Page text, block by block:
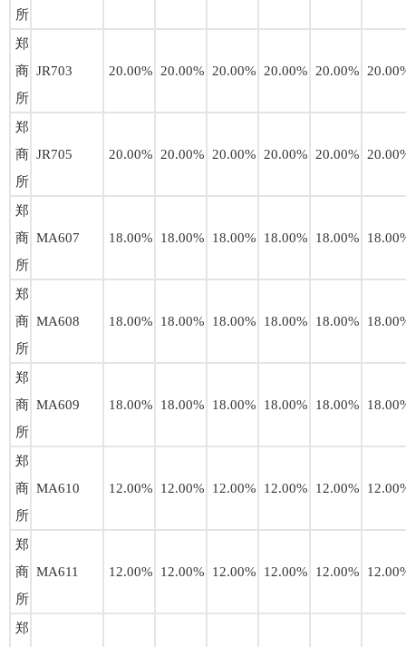
所
郑
商
所
JR703 20.00% 20.00% 20.00% 20.00% 20.00%
郑
商
所
JR705 20.00% 20.00% 20.00% 20.00% 20.00%
郑
商
所
MA607 18.00% 18.00% 18.00% 18.00% 18.00%
郑
商
所
MA608 18.00% 18.00% 18.00% 18.00% 18.00%
郑
商
所
MA609 18.00% 18.00% 18.00% 18.00% 18.00%
郑
商
所
MA610 12.00% 12.00% 12.00% 12.00% 12.00%
郑
商
所
MA611 12.00% 12.00% 12.00% 12.00% 12.00%
郑